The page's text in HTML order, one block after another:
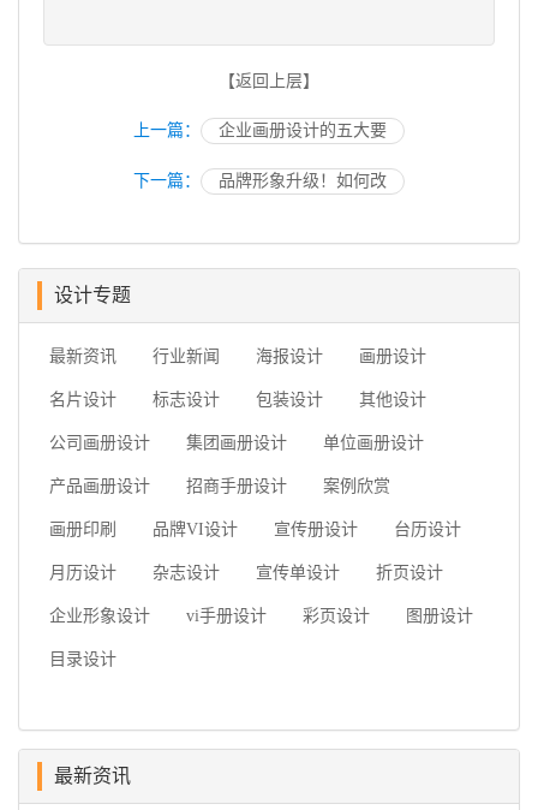
【返回上层】
上一篇： 企业画册设计的五大要
下一篇： 品牌形象升级！如何改
设计专题
最新资讯 行业新闻 海报设计 画册设计
名片设计 标志设计 包装设计 其他设计
公司画册设计 集团画册设计 单位画册设计
产品画册设计 招商手册设计 案例欣赏
画册印刷 品牌VI设计 宣传册设计 台历设计
月历设计 杂志设计 宣传单设计 折页设计
企业形象设计 vi手册设计 彩页设计 图册设计
目录设计
最新资讯